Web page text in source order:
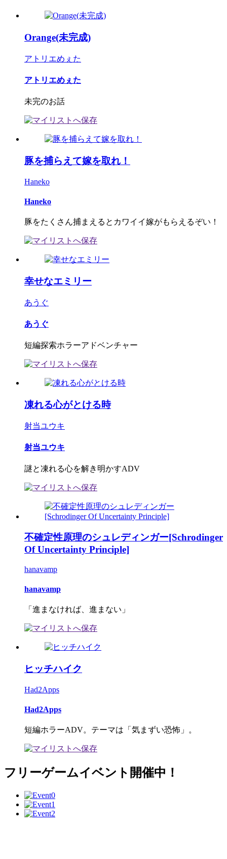
Orange(未完成)
アトリエめぇた
アトリエめぇた
未完のお話
豚を捕らえて嫁を取れ！
Haneko
Haneko
豚をたくさん捕まえるとカワイイ嫁がもらえるぞい！
幸せなエミリー
あうぐ
あうぐ
短編探索ホラーアドベンチャー
凍れる心がとける時
射当ユウキ
射当ユウキ
謎と凍れる心を解き明かすADV
不確定性原理のシュレディンガー[Schrodinger
Of Uncertainty Principle]
hanavamp
hanavamp
「進まなければ、進まない」
ヒッチハイク
Had2Apps
Had2Apps
短編ホラーADV。テーマは「気まずい恐怖」。
フリーゲームイベント開催中！